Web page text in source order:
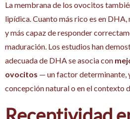
La membrana de los ovocitos
lipídica. Cuanto más rico es en
y más capaz de responder
maduración. Los estudios han
adecuada de DHA se asocia con
ovocitos — un factor determinante,
concepción natural o en el contexto